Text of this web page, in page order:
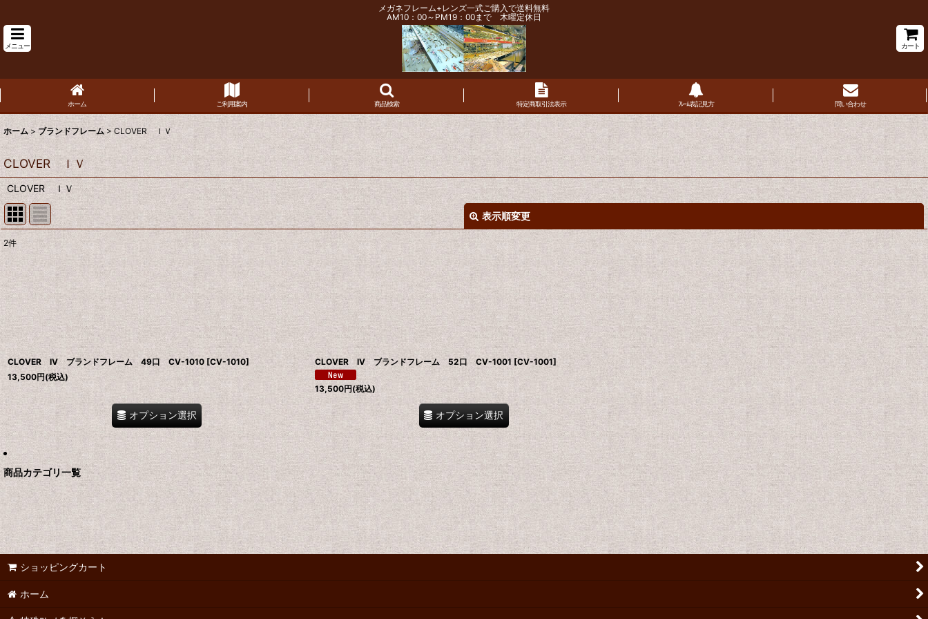
メガネフレーム+レンズ一式ご購入で送料無料
AM10：00～PM19：00まで 木曜定休日
メニュー カート
ホーム ご利用案内 商品検索 特定商取引法表示 ﾌﾚｰﾑ表記見方 問い合わせ
ホーム > ブランドフレーム > CLOVER ＩＶ
CLOVER ＩＶ
CLOVER ＩＶ
表示順変更
表示数
並び順:
絞り込む
2件
CLOVER IV ブランドフレーム 49口 CV-1010 [CV-1010]
13,500円(税込)
オプション選択
CLOVER IV ブランドフレーム 52口 CV-1001 [CV-1001]
13,500円(税込)
オプション選択
商品カテゴリ一覧
ショッピングカート
ホーム